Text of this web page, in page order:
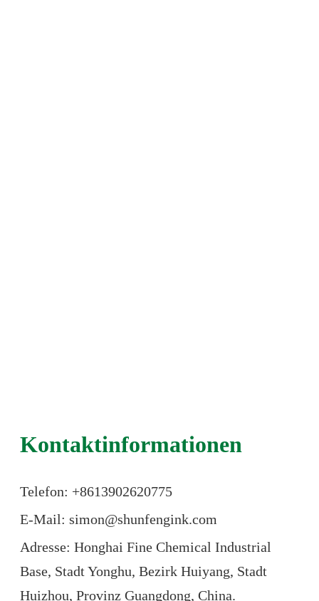
Kontaktinformationen
Telefon: +8613902620775
E-Mail: simon@shunfengink.com
Adresse: Honghai Fine Chemical Industrial
Base, Stadt Yonghu, Bezirk Huiyang, Stadt
Huizhou, Provinz Guangdong, China.